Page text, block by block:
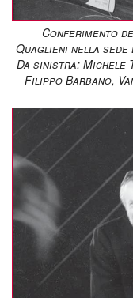
Conferimento
Quaglieni nella
Da sinistra: Michele
Filippo Barbano,